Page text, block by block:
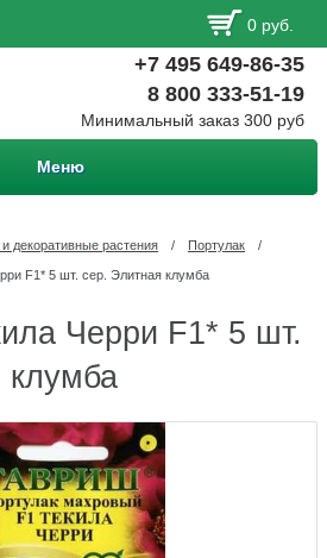
0 руб.
+7 495 649-86-35
8 800 333-51-19
Минимальный заказ 300 руб
Меню
декоративные растения / Портулак /
F1* 5 шт. сер. Элитная клумба
Черри F1* 5 шт.
клумба